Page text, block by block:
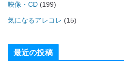
映像・CD (199)
気になるアレコレ (15)
最近の投稿